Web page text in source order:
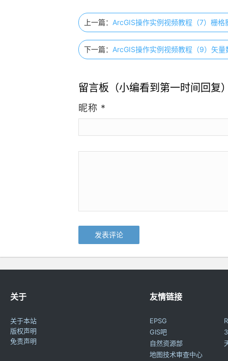
上一篇： ArcGIS操作实例视频教程（7）栅格
下一篇： ArcGIS操作实例视频教程（9）矢量
留言板（小编看到第一时间回复
昵称 *
关于
关于本站
版权声明
免责声明
友情链接
EPSG
GIS吧
自然资源部
地图技术审查中心